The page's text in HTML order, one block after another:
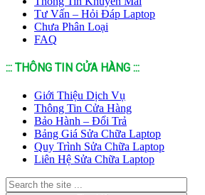
Tư Vấn – Hỏi Đáp Laptop
Chưa Phân Loại
FAQ
::: THÔNG TIN CỬA HÀNG :::
Giới Thiệu Dịch Vụ
Thông Tin Cửa Hàng
Bảo Hành – Đổi Trả
Bảng Giá Sửa Chữa Laptop
Quy Trình Sửa Chữa Laptop
Liên Hệ Sửa Chữa Laptop